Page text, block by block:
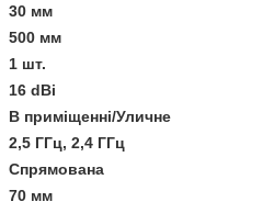
30 мм
500 мм
1 шт.
16 dBi
В приміщенні/Уличне
2,5 ГГц, 2,4 ГГц
Спрямована
70 мм